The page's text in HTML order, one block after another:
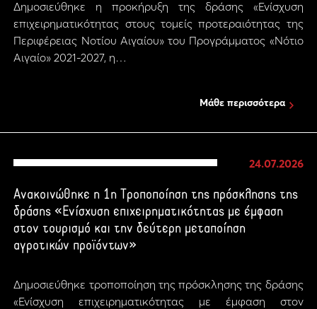
Δημοσιεύθηκε η προκήρυξη της δράσης «Ενίσχυση
επιχειρηματικότητας στους τομείς προτεραιότητας της
Περιφέρειας Νοτίου Αιγαίου» του Προγράμματος «Νότιο
Αιγαίο» 2021-2027, η…
Μάθε περισσότερα
24.07.2026
Ανακοινώθηκε η 1η Τροποποίηση της πρόσκλησης της
δράσης «Ενίσχυση επιχειρηματικότητας με έμφαση
στον τουρισμό και την δεύτερη μεταποίηση
αγροτικών προϊόντων»
Δημοσιεύθηκε τροποποίηση της πρόσκλησης της δράσης
«Ενίσχυση επιχειρηματικότητας με έμφαση στον